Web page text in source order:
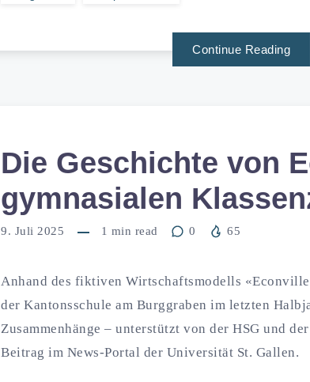
Continue Reading
Die Geschichte von
gymnasialen
9. Juli 2025 1 min read 0 65
Anhand des fiktiven Wirtschaftsmodells
der Kantonsschule am Burggraben im letzten
Zusammenhänge – unterstützt von der HSG und
Beitrag im News-Portal der Universität St. Gallen.